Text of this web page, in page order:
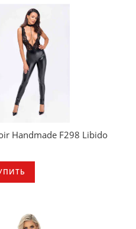
Handmade F298 Libido